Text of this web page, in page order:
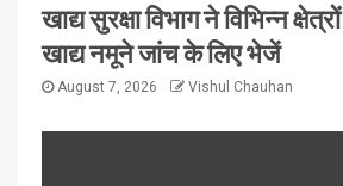
खाद्य सुरक्षा विभाग ने विभिन्न
खाद्य नमूने जांच के लिए भेजें
August 7, 2026 Vishul Chauhan